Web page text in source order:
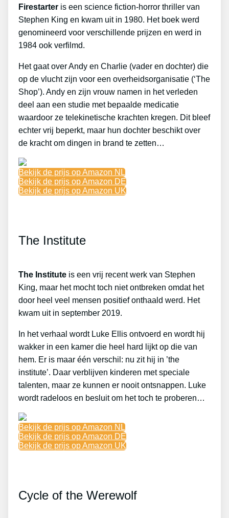
Firestarter is een science fiction-horror thriller van
Stephen King en kwam uit in 1980. Het boek werd
genomineerd voor verschillende prijzen en werd in
1984 ook verfilmd.
Het gaat over Andy en Charlie (vader en dochter) die
op de vlucht zijn voor een overheidsorganisatie (‘The
Shop’). Andy en zijn vrouw namen in het verleden
deel aan een studie met bepaalde medicatie
waardoor ze telekinetische krachten kregen. Dit bleef
echter vrij beperkt, maar hun dochter beschikt over
de kracht om dingen in brand te zetten…
Bekijk de prijs op Amazon NL
Bekijk de prijs op Amazon DE
Bekijk de prijs op Amazon UK
The Institute
The Institute is een vrij recent werk van Stephen
King, maar het mocht toch niet ontbreken omdat het
door heel veel mensen positief onthaald werd. Het
kwam uit in september 2019.
In het verhaal wordt Luke Ellis ontvoerd en wordt hij
wakker in een kamer die heel hard lijkt op die van
hem. Er is maar één verschil: nu zit hij in ’the
institute’. Daar verblijven kinderen met speciale
talenten, maar ze kunnen er nooit ontsnappen. Luke
wordt radeloos en besluit om het toch te proberen…
Bekijk de prijs op Amazon NL
Bekijk de prijs op Amazon DE
Bekijk de prijs op Amazon UK
Cycle of the Werewolf